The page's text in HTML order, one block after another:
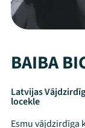
BAIBA
Latvijas
locekle
Esmu vājdzirdīga